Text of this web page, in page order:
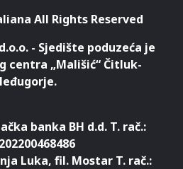
All Rights Reserved
- Sjedište poduzeća je
centra „Mališić“ Čitluk-
banka BH d.d. T. rač.:
Luka, fil. Mostar T. rač.: